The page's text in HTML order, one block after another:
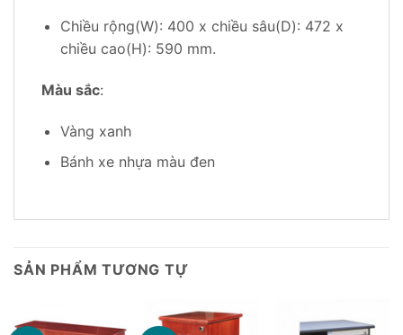
Chiều rộng(W): 400 x chiều sâu(D): 472 x
chiều cao(H): 590 mm.
Màu sắc:
Vàng xanh
Bánh xe nhựa màu đen
SẢN PHẨM TƯƠNG TỰ